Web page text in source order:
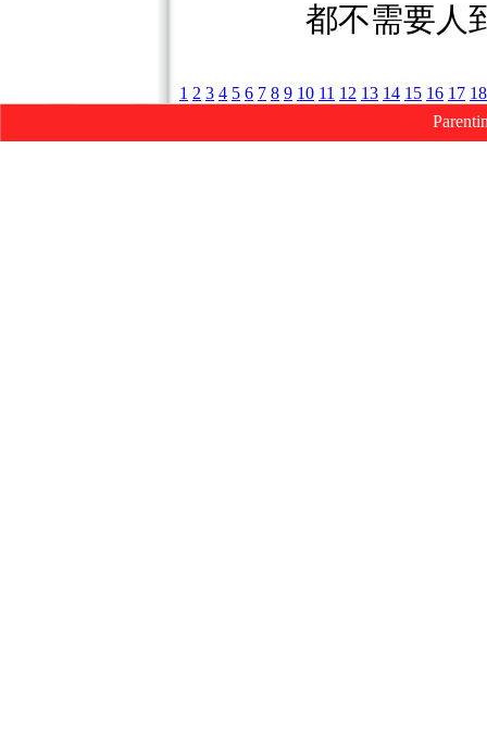
都不需要人
1 2 3 4 5 6 7 8 9 10 11 12 13 14 15 16 17 18